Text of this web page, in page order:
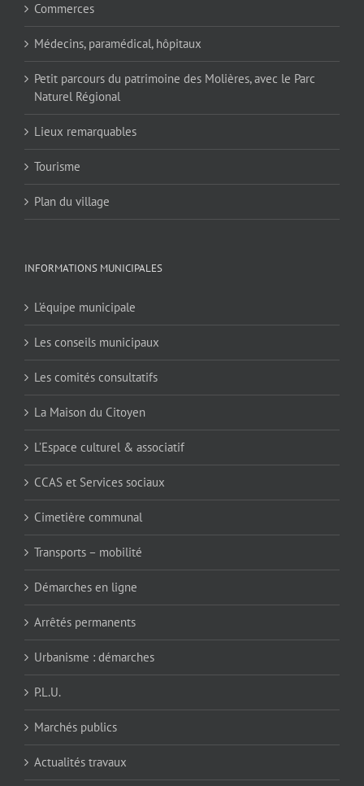
Commerces
Médecins, paramédical, hôpitaux
Petit parcours du patrimoine des Molières, avec le Parc
Naturel Régional
Lieux remarquables
Tourisme
Plan du village
INFORMATIONS MUNICIPALES
L’équipe municipale
Les conseils municipaux
Les comités consultatifs
La Maison du Citoyen
L’Espace culturel & associatif
CCAS et Services sociaux
Cimetière communal
Transports – mobilité
Démarches en ligne
Arrêtés permanents
Urbanisme : démarches
P.L.U.
Marchés publics
Actualités travaux